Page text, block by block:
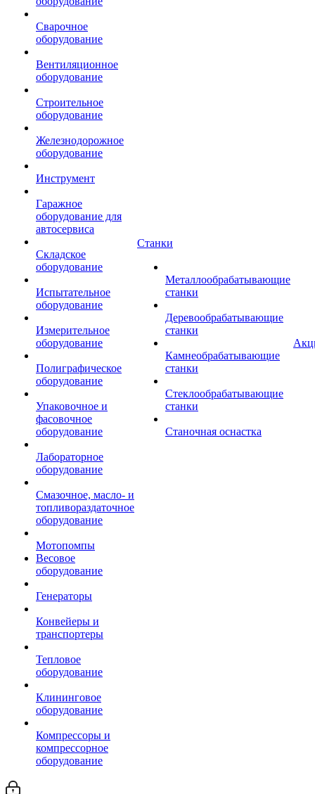
Сварочное
оборудование
Вентиляционное
оборудование
Строительное
оборудование
Железнодорожное
оборудование
Инструмент
Гаражное
оборудование для
автосервиса
Складское
оборудование
Испытательное
оборудование
Измерительное
оборудование
Полиграфическое
оборудование
Упаковочное и
фасовочное
оборудование
Лабораторное
оборудование
Смазочное, масло- и
топливораздаточное
оборудование
Мотопомпы
Весовое
оборудование
Генераторы
Конвейеры и
транспортеры
Тепловое
оборудование
Клининговое
оборудование
Компрессоры и
компрессорное
оборудование
Станки
Металлообрабатывающие
станки
Деревообрабатывающие
станки
Камнеобрабатывающие
станки
Стеклообрабатывающие
станки
Станочная оснастка